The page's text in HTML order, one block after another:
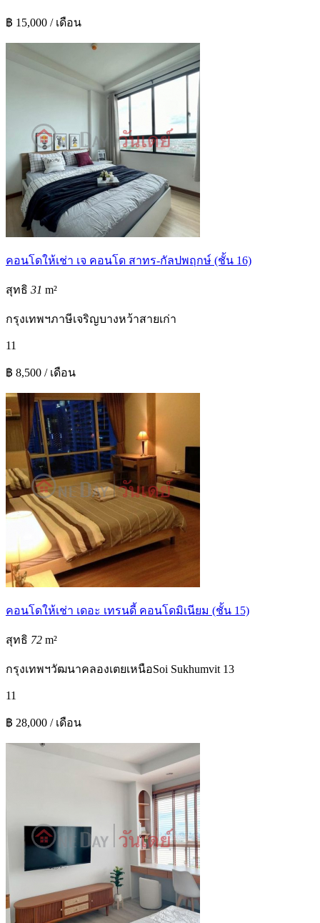
฿ 15,000 / เดือน
คอนโดให้เช่า เจ คอนโด สาทร-กัลปพฤกษ์ (ชั้น 16)
สุทธิ 31 m²
กรุงเทพฯภาษีเจริญบางหว้าสายเก่า
11
฿ 8,500 / เดือน
คอนโดให้เช่า เดอะ เทรนดี้ คอนโดมิเนียม (ชั้น 15)
สุทธิ 72 m²
กรุงเทพฯวัฒนาคลองเตยเหนือSoi Sukhumvit 13
11
฿ 28,000 / เดือน